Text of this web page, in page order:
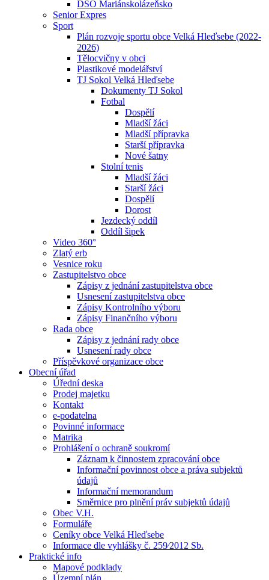
DSO Mariánskolázeňsko
Senior Expres
Sport
Plán rozvoje sportu obce Velká Hleďsebe (2022-
2026)
Tělocvičny v obci
Plastikové modelářství
TJ Sokol Velká Hleďsebe
Dokumenty TJ Sokol
Fotbal
Dospělí
Mladší žáci
Mladší přípravka
Starší přípravka
Nové šatny
Stolní tenis
Mladší žáci
Starší žáci
Dospělí
Dorost
Jezdecký oddíl
Oddíl šipek
Video 360°
Zlatý erb
Vesnice roku
Zastupitelstvo obce
Zápisy z jednání zastupitelstva obce
Usnesení zastupitelstva obce
Zápisy Kontrolního výboru
Zápisy Finančního výboru
Rada obce
Zápisy z jednání rady obce
Usnesení rady obce
Příspěvkové organizace obce
Obecní úřad
Úřední deska
Prodej majetku
Kontakt
e-podatelna
Povinné informace
Matrika
Prohlášení o ochraně soukromí
Záznam k činnostem zpracování obce
Informační povinnost obce a práva subjektů
údajů
Informační memorandum
Směrnice pro plnění práv subjektů údajů
Obec V.H.
Formuláře
Ceníky obce Velká Hleďsebe
Informace dle vyhlášky č. 259⁄2012 Sb.
Praktické info
Mapové podklady
Územní plán